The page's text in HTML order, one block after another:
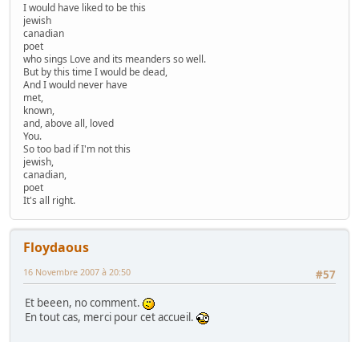
I would have liked to be this
jewish
canadian
poet
who sings Love and its meanders so well.
But by this time I would be dead,
And I would never have
met,
known,
and, above all, loved
You.
So too bad if I'm not this
jewish,
canadian,
poet
It's all right.
Floydaous
#57
16 Novembre 2007 à 20:50
Et beeen, no comment.
En tout cas, merci pour cet accueil.